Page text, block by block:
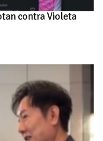
contra Violeta